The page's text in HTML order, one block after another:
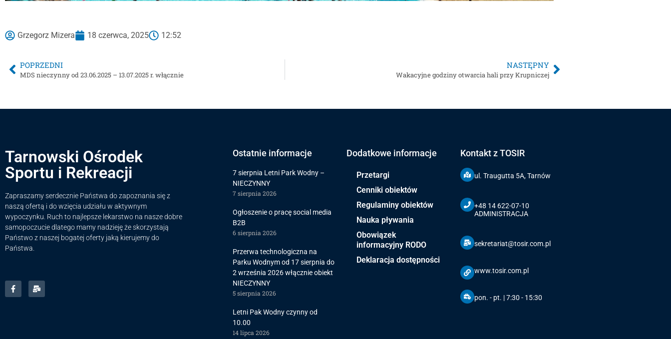
Grzegorz Mizera 18 czerwca, 2025 12:52
POPRZEDNI
MDS nieczynny od 23.06.2025 – 13.07.2025 r. włącznie
NASTĘPNY
Wakacyjne godziny otwarcia hali przy Krupniczej
Tarnowski Ośrodek
Sportu i Rekreacji
Zapraszamy serdecznie Państwa do zapoznania się z
naszą ofertą i do wzięcia udziału w aktywnym
wypoczynku. Ruch to najlepsze lekarstwo na nasze dobre
samopoczucie dlatego mamy nadzieję że skorzystają
Państwo z naszej bogatej oferty jaką kierujemy do
Państwa.
Ostatnie informacje
7 sierpnia Letni Park Wodny –
NIECZYNNY
7 sierpnia 2026
Ogłoszenie o pracę social media
B2B
6 sierpnia 2026
Przerwa technologiczna na
Parku Wodnym od 17 sierpnia do
2 września 2026 włącznie obiekt
NIECZYNNY
5 sierpnia 2026
Letni Pak Wodny czynny od
10.00
14 lipca 2026
Dodatkowe informacje
Przetargi
Cenniki obiektów
Regulaminy obiektów
Nauka pływania
Obowiązek
informacyjny RODO
Deklaracja dostępności
Kontakt z TOSIR
ul. Traugutta 5A, Tarnów
+48 14 622-07-10
ADMINISTRACJA
sekretariat@tosir.com.pl
www.tosir.com.pl
pon. - pt. | 7:30 - 15:30